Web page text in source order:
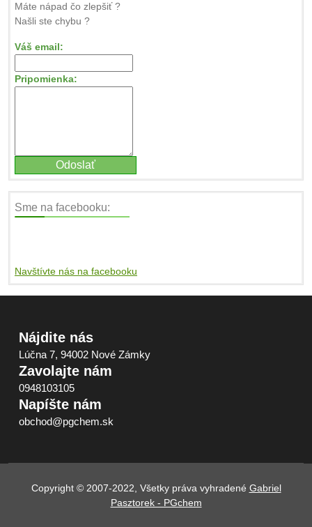
Máte nápad čo zlepšiť ?
Našli ste chybu ?
Váš email:
Pripomienka:
Sme na facebooku:
Navštívte nás na facebooku
Nájdite nás
Lúčna 7, 94002 Nové Zámky
Zavolajte nám
0948103105
Napíšte nám
obchod@pgchem.sk
Copyright © 2007-2022, Všetky práva vyhradené Gabriel
Pasztorek - PGchem